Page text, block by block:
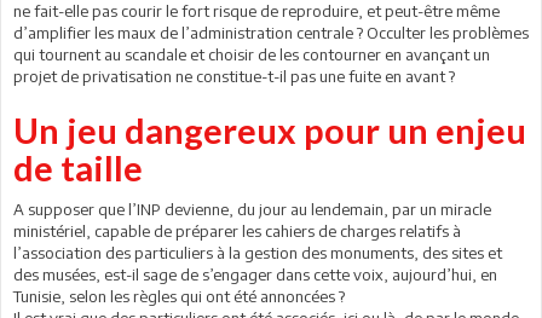
ne fait-elle pas courir le fort risque de reproduire, et peut-être même
d’amplifier les maux de l’administration centrale ? Occulter les problèmes
qui tournent au scandale et choisir de les contourner en avançant un
projet de privatisation ne constitue-t-il pas une fuite en avant ?
Un jeu dangereux pour un enjeu
de taille
A supposer que l’INP devienne, du jour au lendemain, par un miracle
ministériel, capable de préparer les cahiers de charges relatifs à
l’association des particuliers à la gestion des monuments, des sites et
des musées, est-il sage de s’engager dans cette voix, aujourd’hui, en
Tunisie, selon les règles qui ont été annoncées ?